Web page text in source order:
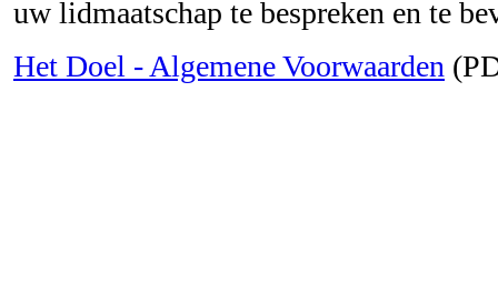
uw lidmaatschap te bespreken en te
Het Doel - Algemene Voorwaarden